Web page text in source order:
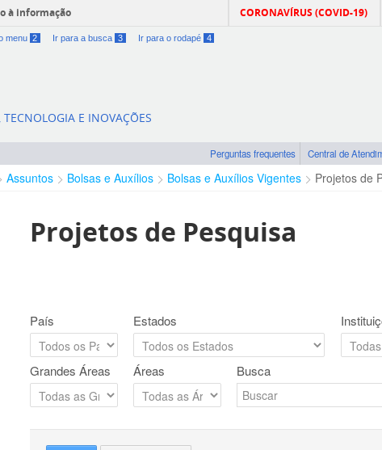
à informação CORONAVÍRUS (COVID-19)
menu 2 Ir para a busca 3 Ir para o rodapé 4
E INOVAÇÕES
Perguntas frequentes Central de
Assuntos Bolsas e Auxílios Bolsas e Auxílios Vigentes Projetos de
Projetos de Pesquisa
País Estados
Grandes Áreas Áreas Busca